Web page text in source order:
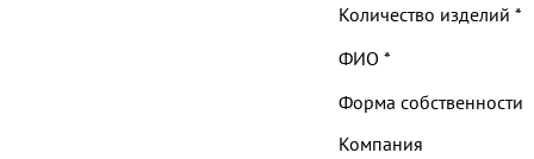
Количество изделий *
ФИО *
Форма собственности
Компания